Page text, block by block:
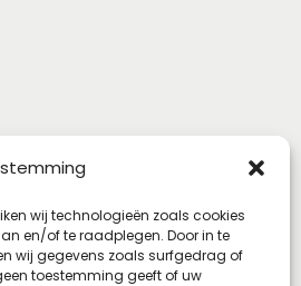
wij technologieën zoals cookies
en/of te raadplegen. Door in te
wij gegevens zoals surfgedrag of
toestemming geeft of uw